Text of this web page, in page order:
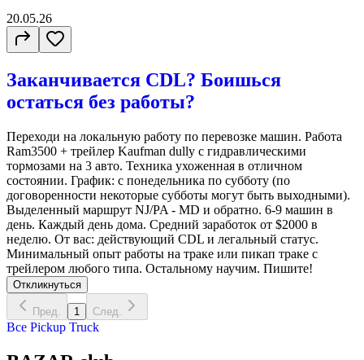
20.05.26
Заканчивается CDL? Боишься
остаться без работы?
Переходи на локальную работу по перевозке машин. Работа
Ram3500 + трейлер Kaufman dully с гидравлическими
тормозами на 3 авто. Техника ухоженная в отличном
состоянии. График: с понедельника по субботу (по
договоренности некоторые субботы могут быть выходными).
Выделенный маршрут NJ/PA - MD и обратно. 6-9 машин в
день. Каждый день дома. Средний заработок от $2000 в
неделю. От вас: действующий CDL и легальный статус.
Минимальный опыт работы на траке или пикап траке с
трейлером любого типа. Остальному научим. Пишите!
Откликнуться
Пред. 1 След.
Все Pickup Truck